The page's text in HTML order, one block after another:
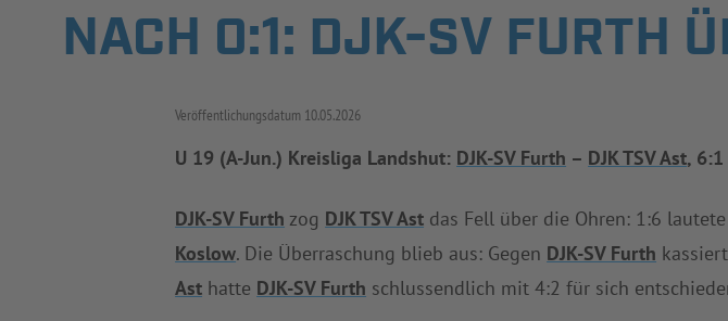
NACH 0:1: DJK-SV FURTH
Veröffentlichungsdatum 10.05.2026
U 19 (A-Jun.) Kreisliga Landshut: DJK-SV Furth – DJK TSV Ast,
DJK-SV Furth zog DJK TSV Ast das Fell über die Ohren: 1:6
Koslow. Die Überraschung blieb aus: Gegen DJK-SV Furth
Ast hatte DJK-SV Furth schlussendlich mit 4:2 für sich